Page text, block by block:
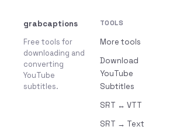
grabcaptions
Free tools for
downloading and
converting
YouTube
subtitles.
TOOLS
More tools
Download
YouTube
Subtitles
SRT ↔ VTT
SRT → Text